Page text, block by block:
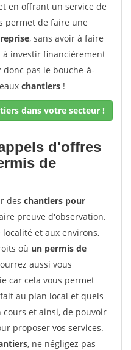
en offrant un service de
permet de faire une
, sans avoir à faire
investir financièrement
pas le bouche-à-
chantiers !
dans votre secteur !
d'offres
de
des chantiers pour
preuve d'observation.
et aux environs,
où un permis de
aussi vous
car cela vous permet
au plan local et quels
et ainsi, de pouvoir
proposer vos services.
, ne négligez pas